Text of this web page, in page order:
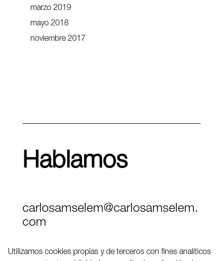
marzo 2019
mayo 2018
noviembre 2017
Hablamos
carlosamselem@carlosamselem.
com
Utilizamos cookies propias y de terceros con fines analíticos